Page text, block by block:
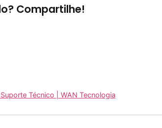
Compartilhe!
Técnico | WAN Tecnologia